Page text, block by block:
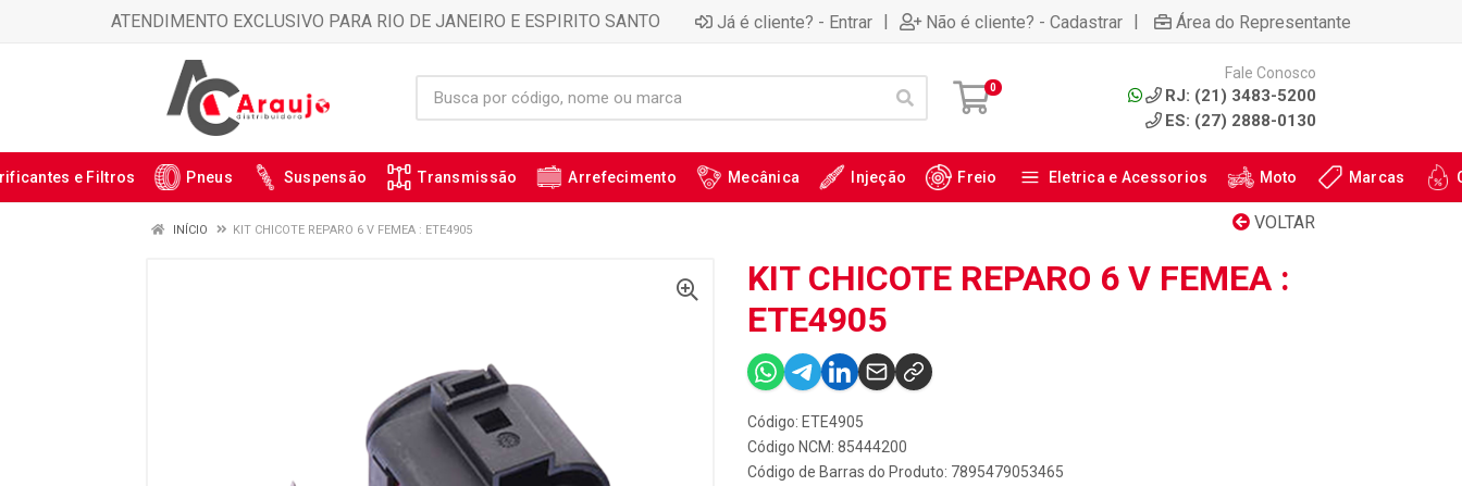
ATENDIMENTO EXCLUSIVO PARA RIO DE JANEIRO E ESPIRITO SANTO Já é cliente? - Entrar | Não é cliente? - Cadastrar | Área do Representante
0
Fale Conosco
RJ: (21) 3483-5200
ES: (27) 2888-0130
e Filtros Pneus Suspensão Transmissão Arrefecimento Mecânica Injeção Freio Eletrica e Acessorios Moto Marcas
VOLTAR
INÍCIO KIT CHICOTE REPARO 6 V FEMEA : ETE4905
KIT CHICOTE REPARO 6 V FEMEA :
ETE4905
Código: ETE4905
Código NCM: 85444200
Código de Barras do Produto: 7895479053465